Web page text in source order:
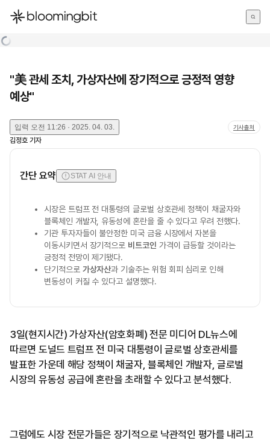
한국어
"美 관세 조치, 가상자산에 장기적으로 긍정적 영향
예상"
입력 오전 11:26 · 2025. 04. 03. 기사출처
김정호 기자
간단 요약 STAT AI 안내
시장은 트럼프 전 대통령의 글로벌 상호관세 정책이 채굴자와
블록체인 개발자, 유동성에 혼란을 줄 수 있다고 우려 전했다.
기관 투자자들이 불안정한 미국 금융 시장에서 자본을
이동시키면서 장기적으로 비트코인 가격이 급등할 것이라는
긍정적 전망이 제기됐다.
단기적으로 가상자산과 기술주는 위험 회피 심리로 인해
변동성이 커질 수 있다고 설명했다.
3일(현지시간) 가상자산(암호화폐) 전문 미디어 DL뉴스에
따르면 도널드 트럼프 전 미국 대통령이 글로벌 상호관세를
발표한 가운데 해당 정책이 채굴자, 블록체인 개발자, 글로벌
시장의 유동성 공급에 혼란을 초래할 수 있다고 분석했다.
그럼에도 시장 전문가들은 장기적으로 낙관적인 평가를 내리고